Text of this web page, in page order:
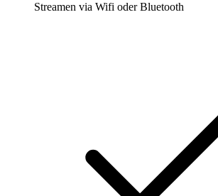
Streamen via Wifi oder Bluetooth